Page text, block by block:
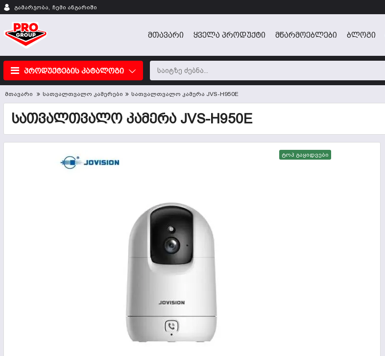
გამარჯობა, ჩემი ანგარიში
ᲛᲗᲐᲕᲐᲠᲘ ᲧᲕᲔᲚᲐ ᲞᲠᲝᲓᲣᲥᲢᲘ ᲛᲬᲐᲠᲛᲝᲔᲑᲚᲔᲑᲘ ᲑᲚᲝᲒᲘ
პროდუქტების კატალოგი
მთავარი სათვალთვალო კამერები სათვალთვალო კამერა JVS-H950E
ᲡᲐᲗᲕᲐᲚᲗᲕᲐᲚᲝ ᲙᲐᲛᲔᲠᲐ JVS-H950E
ტოპ გაყიდვები